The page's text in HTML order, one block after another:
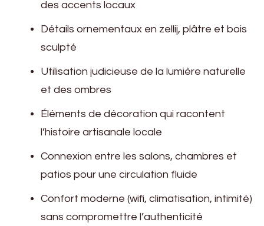
des accents locaux
Détails ornementaux en zellij, plâtre et bois
sculpté
Utilisation judicieuse de la lumière naturelle
et des ombres
Éléments de décoration qui racontent
l’histoire artisanale locale
Connexion entre les salons, chambres et
patios pour une circulation fluide
Confort moderne (wifi, climatisation, intimité)
sans compromettre l’authenticité